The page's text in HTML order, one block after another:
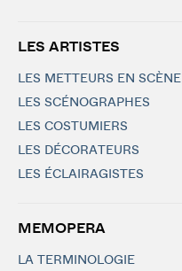
LES ARTISTES
LES METTEURS EN SCÈNE
LES SCÉNOGRAPHES
LES COSTUMIERS
LES DÉCORATEURS
LES ÉCLAIRAGISTES
MEMOPERA
LA TERMINOLOGIE